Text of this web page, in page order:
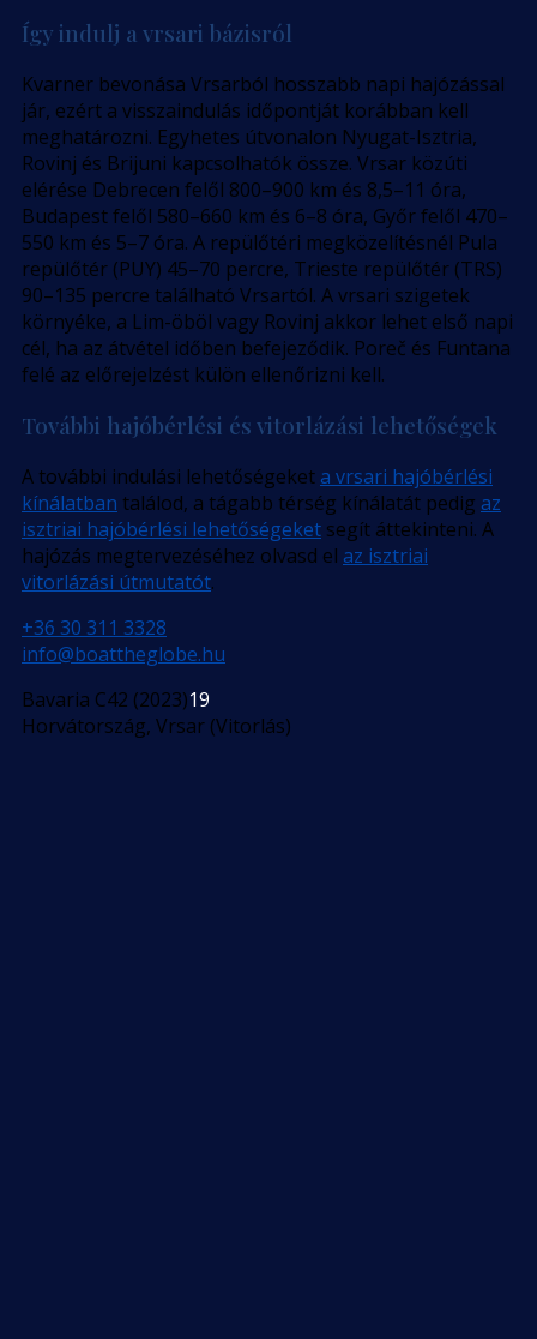
Így indulj a vrsari bázisról
Kvarner bevonása Vrsarból hosszabb napi hajózással
jár, ezért a visszaindulás időpontját korábban kell
meghatározni. Egyhetes útvonalon Nyugat-Isztria,
Rovinj és Brijuni kapcsolhatók össze. Vrsar közúti
elérése Debrecen felől 800–900 km és 8,5–11 óra,
Budapest felől 580–660 km és 6–8 óra, Győr felől 470–
550 km és 5–7 óra. A repülőtéri megközelítésnél Pula
repülőtér (PUY) 45–70 percre, Trieste repülőtér (TRS)
90–135 percre található Vrsartól. A vrsari szigetek
környéke, a Lim-öböl vagy Rovinj akkor lehet első napi
cél, ha az átvétel időben befejeződik. Poreč és Funtana
felé az előrejelzést külön ellenőrizni kell.
További hajóbérlési és vitorlázási lehetőségek
A további indulási lehetőségeketa vrsari hajóbérlési
kínálatban találod, a tágabb térség kínálatát pedig az
isztriai hajóbérlési lehetőségeket segít áttekinteni. A
hajózás megtervezéséhez olvasd el az isztriai
vitorlázási útmutatót.
+36 30 311 3328
info@boattheglobe.hu
Bavaria C42 (2023)19
Horvátország, Vrsar (Vitorlás)